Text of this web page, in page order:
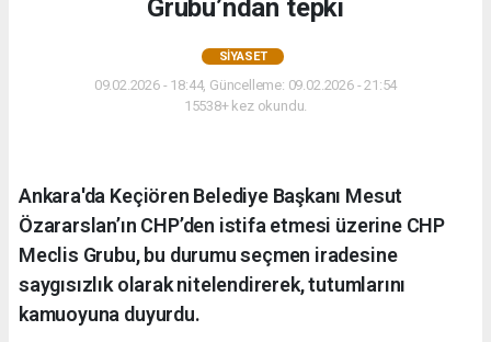
Grubu’ndan tepki
SIYASET
09.02.2026 - 18:44, Güncelleme: 09.02.2026 - 21:54
15538+ kez okundu.
Ankara'da Keçiören Belediye Başkanı Mesut
Özararslan’ın CHP’den istifa etmesi üzerine CHP
Meclis Grubu, bu durumu seçmen iradesine
saygısızlık olarak nitelendirerek, tutumlarını
kamuoyuna duyurdu.